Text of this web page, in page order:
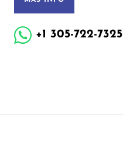
+1 305-722-7325